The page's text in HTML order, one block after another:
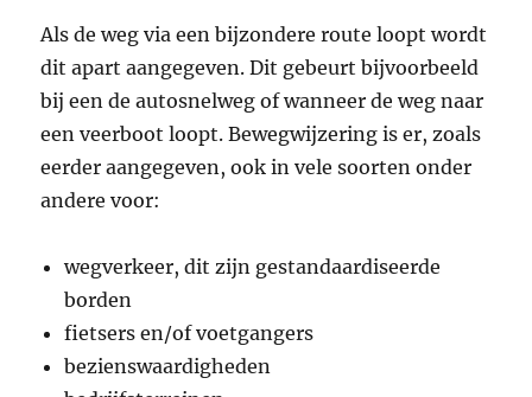
Als de weg via een bijzondere route loopt wordt
dit apart aangegeven. Dit gebeurt bijvoorbeeld
bij een de autosnelweg of wanneer de weg naar
een veerboot loopt. Bewegwijzering is er, zoals
eerder aangegeven, ook in vele soorten onder
andere voor:
wegverkeer, dit zijn gestandaardiseerde
borden
fietsers en/of voetgangers
bezienswaardigheden